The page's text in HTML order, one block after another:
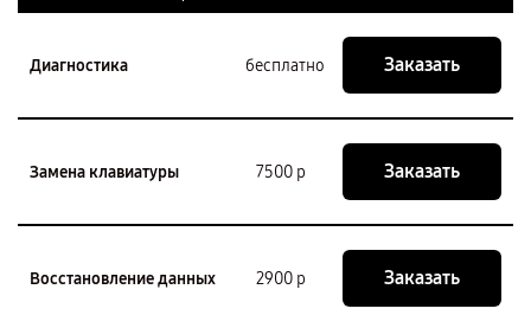
Диагностика бесплатно Заказать
Замена клавиатуры 7500 р Заказать
Восстановление данных 2900 р Заказать